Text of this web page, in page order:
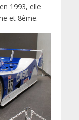
1993, elle
et 8ème.